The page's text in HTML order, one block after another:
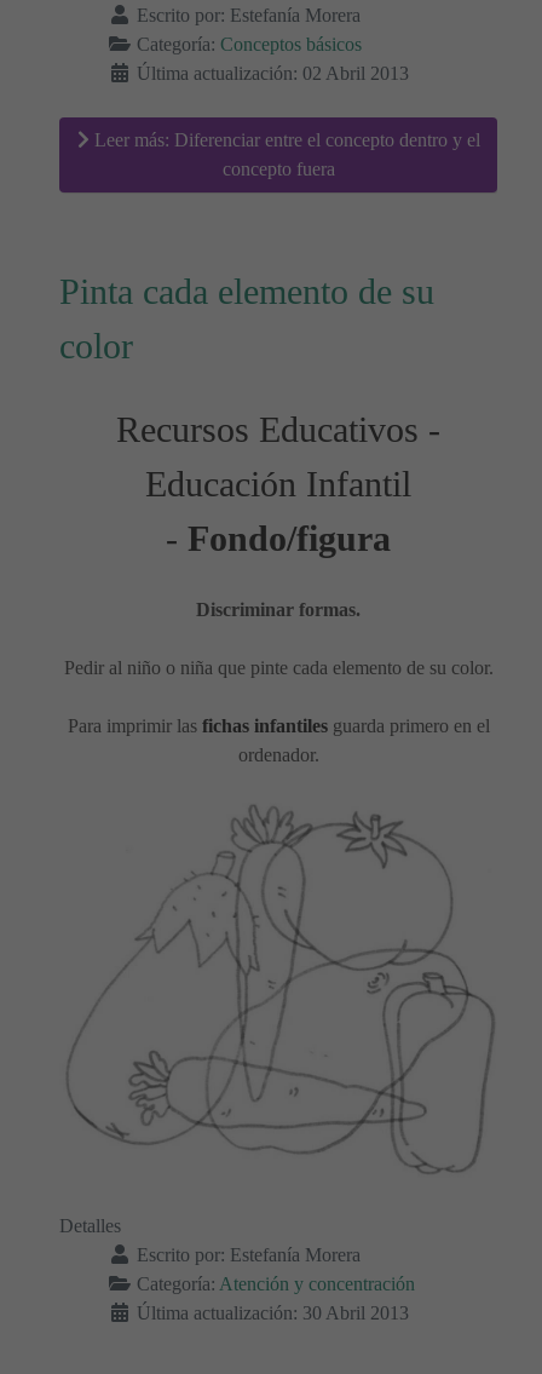
Escrito por: Estefanía Morera
Categoría: Conceptos básicos
Última actualización: 02 Abril 2013
Leer más: Diferenciar entre el concepto dentro y el
concepto fuera
Pinta cada elemento de su
color
Recursos Educativos -
Educación Infantil
- Fondo/figura
Discriminar formas.
Pedir al niño o niña que pinte cada elemento de su color.
Para imprimir las fichas infantilesguarda primero en el
ordenador.
Detalles
Escrito por: Estefanía Morera
Categoría: Atención y concentración
Última actualización: 30 Abril 2013